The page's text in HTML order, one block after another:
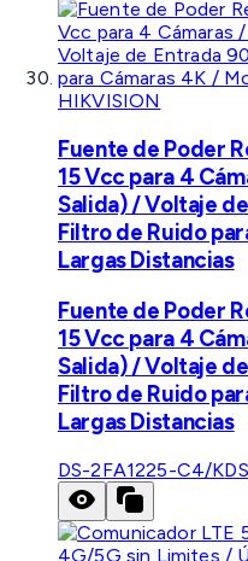
HIKVISION
Fuente de Poder
15 Vcc para 4
Salida) / Voltaje
Filtro de Ruido
Largas Distancias
Fuente de Poder
15 Vcc para 4
Salida) / Voltaje
Filtro de Ruido
Largas Distancias
DS-2FA1225-C4/K